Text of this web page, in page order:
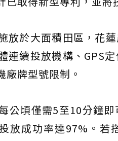
放於大面積田區，花
連續投放機構、GPS
牌型號限制。
公頃僅需5至10分鐘
放成功率達97%。若